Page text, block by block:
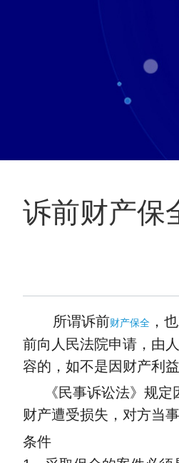
诉前财产保
所谓诉前财产保全 ，
前向人民法院申请，由
容的，如不是因财产利
《民事诉讼法》规定
财产遭受损失，对方当
条件